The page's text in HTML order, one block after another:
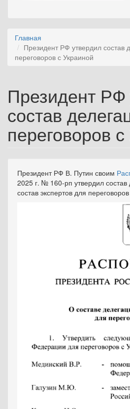
Главная
Президент РФ утвердил состав
переговоров с Украиной
Президент РФ
состав
переговоров
Президент РФ В. Путин своим
2025 г. № 160-рп утвердил состав
состав экспертов для